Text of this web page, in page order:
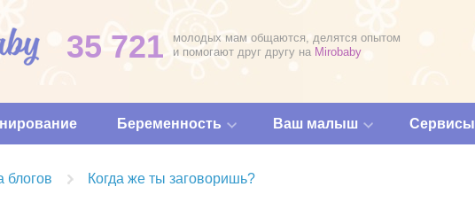
35 721
молодых мам общаются, делятся опытом
и помогают друг другу на Mirobaby
Беременность Ваш малыш Сервисы
блогов Когда же ты заговоришь?